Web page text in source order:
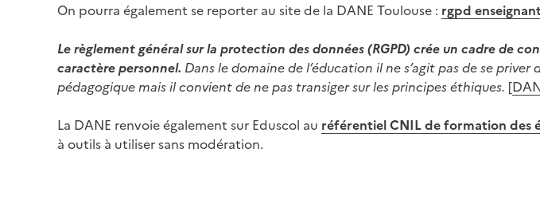
On pourra également se reporter au site de la DANE Toulouse : rgpd
Le règlement général sur la protection des données (RGPD) crée un cadre de
caractère personnel. Dans le domaine de l’éducation il ne s’agit pas de se
pédagogique mais il convient de ne pas transiger sur les principes éthiques. [
La DANE renvoie également sur Eduscol au référentiel CNIL de formation des
à outils à utiliser sans modération.